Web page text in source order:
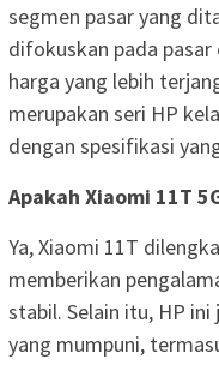
segmen pasar yang
difokuskan pada
harga yang lebih
merupakan seri HP
dengan spesifikasi
Apakah Xiaomi 11T
Ya, Xiaomi 11T
memberikan
stabil. Selain itu, HP
yang mumpuni,